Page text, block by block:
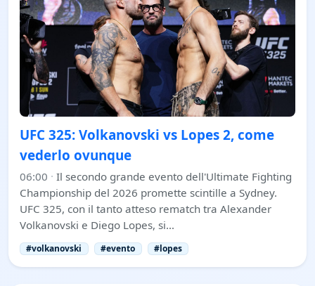
UFC 325: Volkanovski vs Lopes 2, come
vederlo ovunque
06:00 · Il secondo grande evento dell'Ultimate Fighting
Championship del 2026 promette scintille a Sydney.
UFC 325, con il tanto atteso rematch tra Alexander
Volkanovski e Diego Lopes, si…
#volkanovski #evento #lopes